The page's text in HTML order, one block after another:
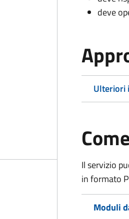
deve
Ulteriori
Il servizio
in formato
Moduli